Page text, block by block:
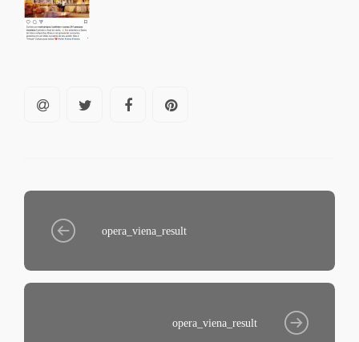
opera_viena_result
opera_viena_result